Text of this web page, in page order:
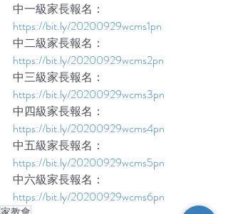
中一級家長報名：
https://bit.ly/20200929wcms1pn
中二級家長報名：
https://bit.ly/20200929wcms2pn
中三級家長報名：
https://bit.ly/20200929wcms3pn
中四級家長報名：
https://bit.ly/20200929wcms4pn
中五級家長報名：
https://bit.ly/20200929wcms5pn
中六級家長報名：
https://bit.ly/20200929wcms6pn